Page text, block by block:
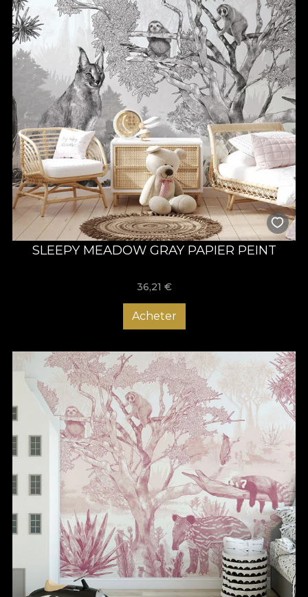
SLEEPY MEADOW GRAY PAPIER PEINT
36,21 €
Acheter